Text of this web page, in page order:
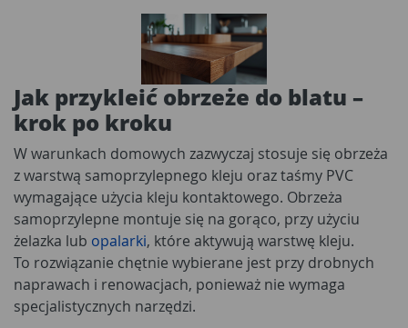
Jak przykleić obrzeże do blatu –
krok po kroku
W warunkach domowych zazwyczaj stosuje się obrzeża
z warstwą samoprzylepnego kleju oraz taśmy PVC
wymagające użycia kleju kontaktowego. Obrzeża
samoprzylepne montuje się na gorąco, przy użyciu
żelazka lub opalarki, które aktywują warstwę kleju.
To rozwiązanie chętnie wybierane jest przy drobnych
naprawach i renowacjach, ponieważ nie wymaga
specjalistycznych narzędzi.